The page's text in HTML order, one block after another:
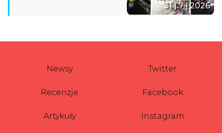
31 | 7 | 2026
Newsy
Recenzje
Artykuły
Twitter
Facebook
Instagram